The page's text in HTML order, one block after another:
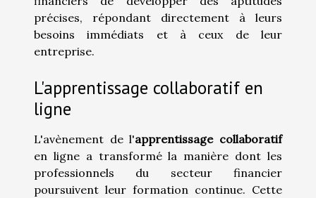
précises, répondant directement à leurs
besoins immédiats et à ceux de leur
entreprise.
L'apprentissage collaboratif en
ligne
L'avènement de l'apprentissage collaboratif
en ligne a transformé la manière dont les
professionnels du secteur financier
poursuivent leur formation continue. Cette